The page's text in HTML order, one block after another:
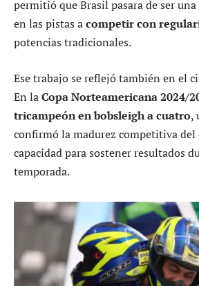
permitió que Brasil pasara de ser
en las pistas acompetir con
potencias tradicionales.
Ese trabajo se reflejó también en el
En laCopa Norteamericana 2024/
tricampeón en bobsleigh a cuatro,
confirmó la madurez competitiva del
capacidad para sostener resultados
temporada.